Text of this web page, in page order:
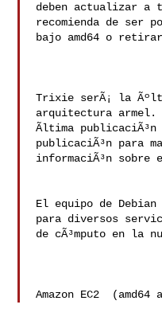
deben actualizar a
recomienda de ser
bajo amd64 o
Trixie serÃ¡ la
arquitectura armel.
Ãltima
publicaciÃ³n para
informaciÃ³n sobre
El equipo de
para diversos
de cÃ³mputo en la
Amazon EC2  (amd64